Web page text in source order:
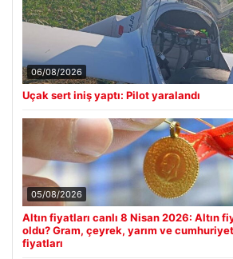
06/08/2026
Uçak sert iniş yaptı: Pilot yaralandı
05/08/2026
Altın fiyatları canlı 8 Nisan 2026: Altın
oldu? Gram, çeyrek, yarım ve cumhuriyet
fiyatları